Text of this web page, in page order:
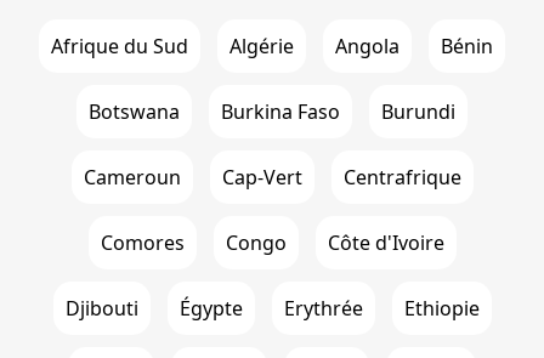
Afrique du Sud Algérie Angola Bénin
Botswana Burkina Faso Burundi
Cameroun Cap-Vert Centrafrique
Comores Congo Côte d'Ivoire
Djibouti Égypte Erythrée Ethiopie